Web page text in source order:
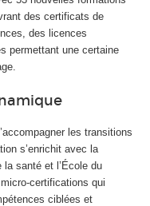
des certificats de
des licences
permettant une certaine
les transitions
s’enrichit avec la
la santé et l’École du
certifications qui
ciblées et